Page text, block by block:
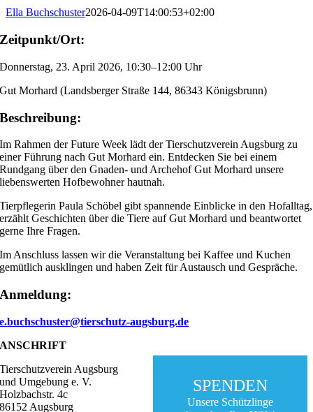
Ella Buchschuster2026-04-09T14:00:53+02:00
Zeitpunkt/Ort:
Donnerstag, 23. April 2026, 10:30–12:00 Uhr
Gut Morhard (Landsberger Straße 144, 86343 Königsbrunn)
Beschreibung:
Im Rahmen der Future Week lädt der Tierschutzverein Augsburg zu
einer Führung nach Gut Morhard ein. Entdecken Sie bei einem
Rundgang über den Gnaden- und Archehof Gut Morhard unsere
liebenswerten Hofbewohner hautnah.
Tierpflegerin Paula Schöbel gibt spannende Einblicke in den Hofalltag,
erzählt Geschichten über die Tiere auf Gut Morhard und beantwortet
gerne Ihre Fragen.
Im Anschluss lassen wir die Veranstaltung bei Kaffee und Kuchen
gemütlich ausklingen und haben Zeit für Austausch und Gespräche.
Anmeldung:
e.buchschuster@tierschutz-augsburg.de
SPENDEN
Unsere Schützlinge
ANSCHRIFT
Tierschutzverein Augsburg
und Umgebung e. V.
Holzbachstr. 4c
86152 Augsburg